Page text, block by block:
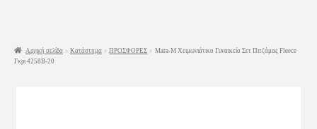
Αρχική σελίδα Κατάστημα ΠΡΟΣΦΟΡΕΣ
Mara-M Χειμωνιάτικο Γυναικείο Σετ Πιτζάμας Fleece
Γκρι 4258Β-20